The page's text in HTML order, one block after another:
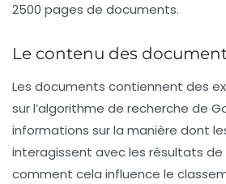
2500 pages de documents.
Le contenu des
Les documents contiennent des
sur l’algorithme de recherche de
informations sur la manière dont
interagissent avec les résultats
comment cela influence le